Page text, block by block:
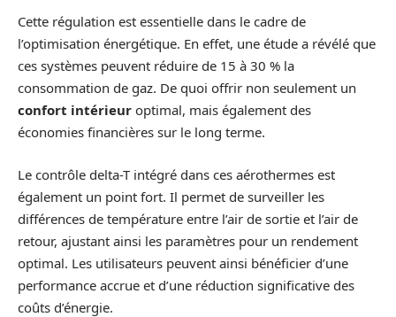
Cette régulation est essentielle dans le cadre de
l’optimisation énergétique. En effet, une étude a révélé que
ces systèmes peuvent réduire de 15 à 30 % la
consommation de gaz. De quoi offrir non seulement un
confort intérieur optimal, mais également des
économies financières sur le long terme.
Le contrôle delta-T intégré dans ces aérothermes est
également un point fort. Il permet de surveiller les
différences de température entre l’air de sortie et l’air de
retour, ajustant ainsi les paramètres pour un rendement
optimal. Les utilisateurs peuvent ainsi bénéficier d’une
performance accrue et d’une réduction significative des
coûts d’énergie.